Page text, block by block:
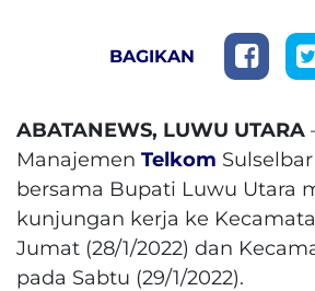
BAGIKAN
ABATANEWS, LUWU UTARA
Manajemen Telkom
bersama Bupati Luwu Utara
kunjungan kerja ke
Jumat (28/1/2022) dan
pada Sabtu (29/1/2022).